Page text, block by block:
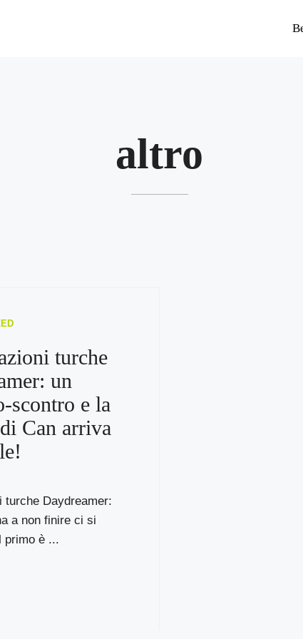
altro
turche
un
scontro e la
Can arriva
turche Daydreamer:
a non finire ci si
primo è ...